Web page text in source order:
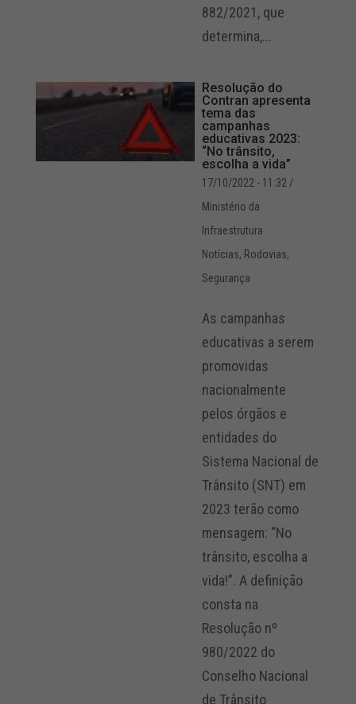
882/2021, que
determina,...
Resolução do
Contran apresenta
tema das
campanhas
educativas 2023:
“No trânsito,
escolha a vida”
17/10/2022 - 11:32 /
Ministério da
Infraestrutura
Notícias, Rodovias,
Segurança
As campanhas
educativas a serem
promovidas
nacionalmente
pelos órgãos e
entidades do
Sistema Nacional de
Trânsito (SNT) em
2023 terão como
mensagem: “No
trânsito, escolha a
vida!”. A definição
consta na
Resolução nº
980/2022 do
Conselho Nacional
de Trânsito